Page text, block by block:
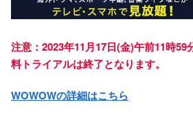
注意：2023年11月17日(金)午前11時59
料トライアルは終了となります。
WOWOWの詳細はこちら